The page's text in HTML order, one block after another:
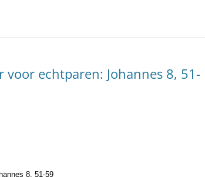
echtparen: Johannes 8, 51-
8, 51-59